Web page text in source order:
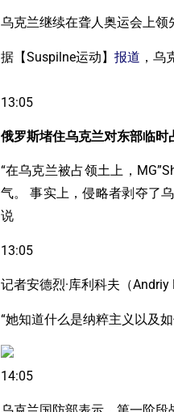
乌克兰继续在聋人奥运会上
据【Suspilne运动】 报道 ，乌
13:05
俄罗斯堵住乌克兰对东部临时
“在乌克兰被占领土上，
气。 事实上，侵略者剥夺了
说
13:05
记者安德烈·库利科夫（
“她知道什么是纳粹主义以及
14:05